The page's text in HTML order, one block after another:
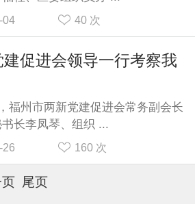
04 40 次
促进会领导一行考察我
州市两新党建促进会常务副会长
长李凤琴、组织 ...
26 160 次
尾页